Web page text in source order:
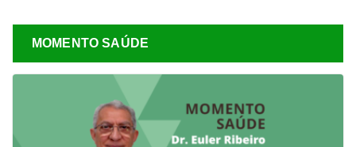
MOMENTO SAÚDE